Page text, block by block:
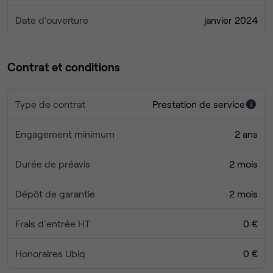
Date d'ouverture janvier 2024
Contrat et conditions
Type de contrat Prestation de service
Engagement minimum 2 ans
Durée de préavis 2 mois
Dépôt de garantie 2 mois
Frais d'entrée HT 0 €
Honoraires Ubiq 0 €